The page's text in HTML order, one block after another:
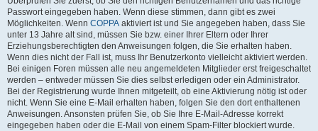
Passwort eingegeben haben. Wenn diese stimmen, dann gibt es zwei
Möglichkeiten. Wenn COPPA aktiviert ist und Sie angegeben haben, dass Sie
unter 13 Jahre alt sind, müssen Sie bzw. einer Ihrer Eltern oder Ihrer
Erziehungsberechtigten den Anweisungen folgen, die Sie erhalten haben.
Wenn dies nicht der Fall ist, muss Ihr Benutzerkonto vielleicht aktiviert werden.
Bei einigen Foren müssen alle neu angemeldeten Mitglieder erst freigeschaltet
werden – entweder müssen Sie dies selbst erledigen oder ein Administrator.
Bei der Registrierung wurde Ihnen mitgeteilt, ob eine Aktivierung nötig ist oder
nicht. Wenn Sie eine E-Mail erhalten haben, folgen Sie den dort enthaltenen
Anweisungen. Ansonsten prüfen Sie, ob Sie Ihre E-Mail-Adresse korrekt
eingegeben haben oder die E-Mail von einem Spam-Filter blockiert wurde.